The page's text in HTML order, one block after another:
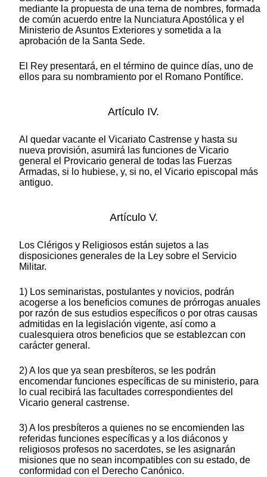
mediante la propuesta de una terna de nombres, formada
de común acuerdo entre la Nunciatura Apostólica y el
Ministerio de Asuntos Exteriores y sometida a la
aprobación de la Santa Sede.
El Rey presentará, en el término de quince días, uno de
ellos para su nombramiento por el Romano Pontífice.
Artículo IV.
Al quedar vacante el Vicariato Castrense y hasta su
nueva provisión, asumirá las funciones de Vicario
general el Provicario general de todas las Fuerzas
Armadas, si lo hubiese, y, si no, el Vicario episcopal más
antiguo.
Artículo V.
Los Clérigos y Religiosos están sujetos a las
disposiciones generales de la Ley sobre el Servicio
Militar.
1) Los seminaristas, postulantes y novicios, podrán
acogerse a los beneficios comunes de prórrogas anuales
por razón de sus estudios específicos o por otras causas
admitidas en la legislación vigente, así como a
cualesquiera otros beneficios que se establezcan con
carácter general.
2) A los que ya sean presbíteros, se les podrán
encomendar funciones específicas de su ministerio, para
lo cual recibirá las facultades correspondientes del
Vicario general castrense.
3) A los presbíteros a quienes no se encomienden las
referidas funciones específicas y a los diáconos y
religiosos profesos no sacerdotes, se les asignarán
misiones que no sean incompatibles con su estado, de
conformidad con el Derecho Canónico.